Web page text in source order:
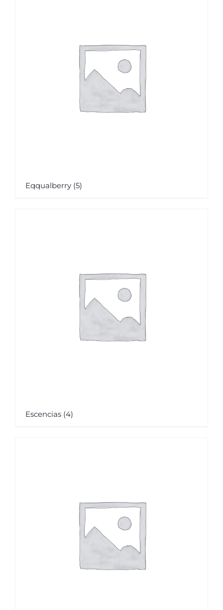
Eqqualberry (5)
Escencias (4)